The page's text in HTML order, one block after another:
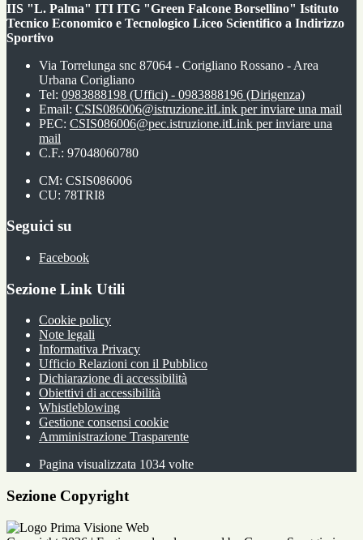
IIS "L. Palma" ITI ITG "Green Falcone Borsellino" Istituto
Tecnico Economico e Tecnologico Liceo Scientifico a Indirizzo
Sportivo
Via Torrelunga snc 87064 - Corigliano Rossano - Area
Urbana Corigliano
Tel: 0983888198 (Uffici) - 0983888196 (Dirigenza)
Email: CSIS086006@istruzione.itLink per inviare una mail
PEC: CSIS086006@pec.istruzione.itLink per inviare una
mail
C.F.: 97048060780
CM: CSIS086006
CU: 78TRI8
Seguici su
Facebook
Sezione Link Utili
Cookie policy
Note legali
Informativa Privacy
Ufficio Relazioni con il Pubblico
Dichiarazione di accessibilità
Obiettivi di accessibilità
Whistleblowing
Gestione consensi cookie
Amministrazione Trasparente
Pagina visualizzata 1034 volte
Sezione Copyright